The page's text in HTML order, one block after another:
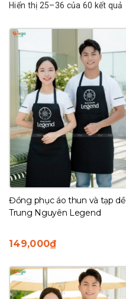
Hiển thị 25–36 của 60 kết quả
Đồng phục áo thun và tạp dề
Trung Nguyên Legend
149,000₫